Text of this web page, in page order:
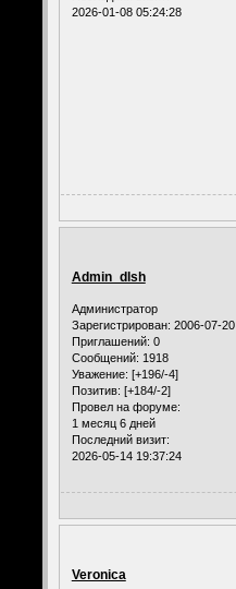
2026-01-08 05:24:28
Admin_dlsh
Администратор
Зарегистрирован: 2006-07-20
Приглашений: 0
Сообщений: 1918
Уважение: [+196/-4]
Позитив: [+184/-2]
Провел на форуме:
1 месяц 6 дней
Последний визит:
2026-05-14 19:37:24
Veronica